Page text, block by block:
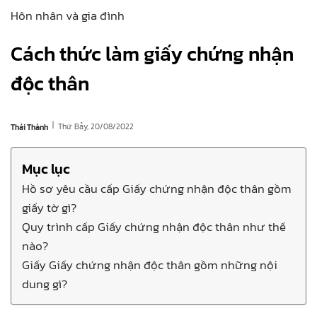
Hôn nhân và gia đình
Cách thức làm giấy chứng nhận
độc thân
Thái Thành | Thứ Bảy, 20/08/2022
Mục lục
Hồ sơ yêu cầu cấp Giấy chứng nhận độc thân gồm
giấy tờ gì?
Quy trình cấp Giấy chứng nhận độc thân như thế
nào?
Giấy Giấy chứng nhận độc thân gồm những nội
dung gì?